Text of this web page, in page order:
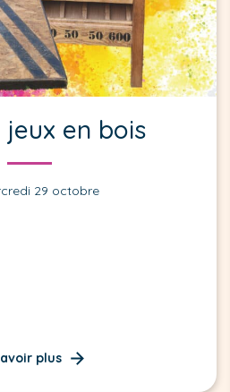
jeux en bois
29 octobre
plus